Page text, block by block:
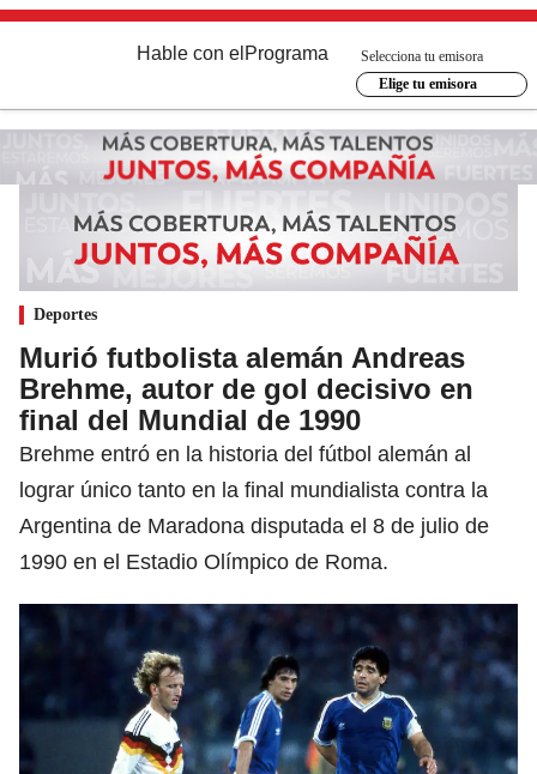
Hable con el Programa
Selecciona tu emisora
Elige tu emisora
Deportes
Murió futbolista alemán Andreas
Brehme, autor de gol decisivo en
final del Mundial de 1990
Brehme entró en la historia del fútbol alemán al
lograr único tanto en la final mundialista contra la
Argentina de Maradona disputada el 8 de julio de
1990 en el Estadio Olímpico de Roma.